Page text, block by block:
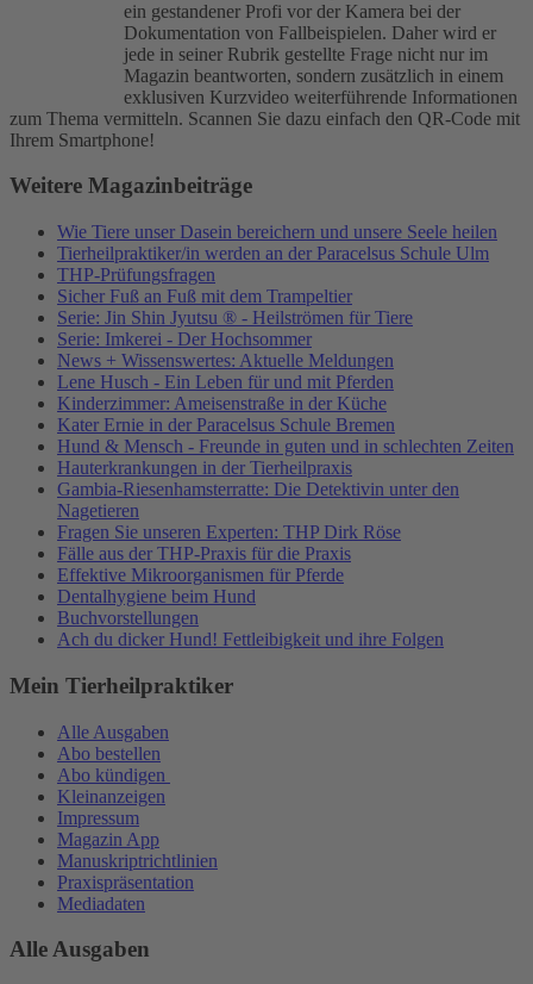
ein gestandener Profi vor der Kamera bei der
Dokumentation von Fallbeispielen. Daher wird er
jede in seiner Rubrik gestellte Frage nicht nur im
Magazin beantworten, sondern zusätzlich in einem
exklusiven Kurzvideo weiterführende Informationen
zum Thema vermitteln. Scannen Sie dazu einfach den QR-Code mit
Ihrem Smartphone!
Weitere Magazinbeiträge
Wie Tiere unser Dasein bereichern und unsere Seele heilen
Tierheilpraktiker/in werden an der Paracelsus Schule Ulm
THP-Prüfungsfragen
Sicher Fuß an Fuß mit dem Trampeltier
Serie: Jin Shin Jyutsu ® - Heilströmen für Tiere
Serie: Imkerei - Der Hochsommer
News + Wissenswertes: Aktuelle Meldungen
Lene Husch - Ein Leben für und mit Pferden
Kinderzimmer: Ameisenstraße in der Küche
Kater Ernie in der Paracelsus Schule Bremen
Hund & Mensch - Freunde in guten und in schlechten Zeiten
Hauterkrankungen in der Tierheilpraxis
Gambia-Riesenhamsterratte: Die Detektivin unter den
Nagetieren
Fragen Sie unseren Experten: THP Dirk Röse
Fälle aus der THP-Praxis für die Praxis
Effektive Mikroorganismen für Pferde
Dentalhygiene beim Hund
Buchvorstellungen
Ach du dicker Hund! Fettleibigkeit und ihre Folgen
Mein Tierheilpraktiker
Alle Ausgaben
Abo bestellen
Abo kündigen
Kleinanzeigen
Impressum
Magazin App
Manuskriptrichtlinien
Praxispräsentation
Mediadaten
Alle Ausgaben